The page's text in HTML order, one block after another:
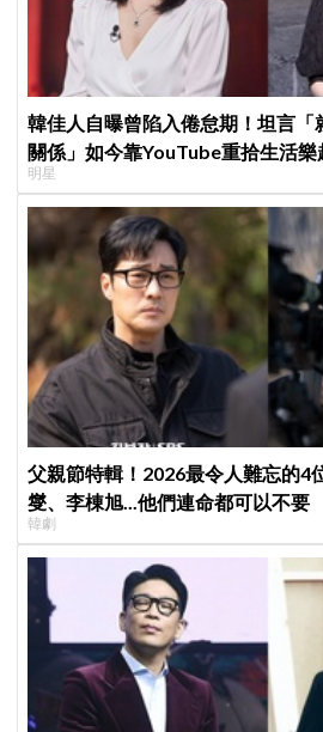
韓佳人自曝曾陷入倦怠期！坦言「
關係」如今靠YouTube重拾生活樂
明星
父親節特輯！2026最令人難忘的4
燮、李棟旭...他們連命都可以不要
韓劇